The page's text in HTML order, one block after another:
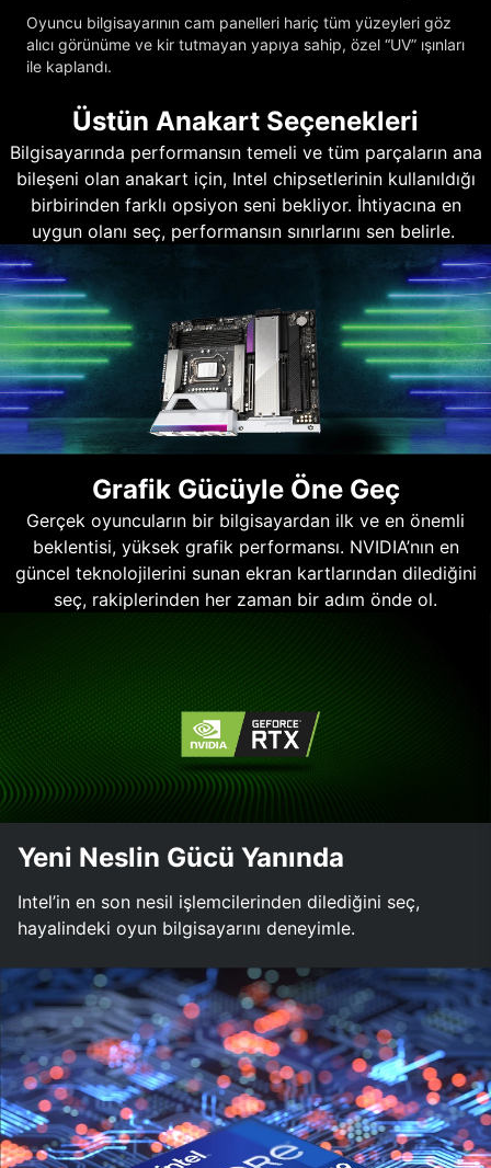
Oyuncu bilgisayarının cam panelleri hariç tüm yüzeyleri göz
alıcı görünüme ve kir tutmayan yapıya sahip, özel “UV” ışınları
ile kaplandı.
Üstün Anakart Seçenekleri
Bilgisayarında performansın temeli ve tüm parçaların ana
bileşeni olan anakart için, Intel chipsetlerinin kullanıldığı
birbirinden farklı opsiyon seni bekliyor. İhtiyacına en
uygun olanı seç, performansın sınırlarını sen belirle.
Grafik Gücüyle Öne Geç
Gerçek oyuncuların bir bilgisayardan ilk ve en önemli
beklentisi, yüksek grafik performansı. NVIDIA’nın en
güncel teknolojilerini sunan ekran kartlarından dilediğini
seç, rakiplerinden her zaman bir adım önde ol.
Yeni Neslin Gücü Yanında
Intel’in en son nesil işlemcilerinden dilediğini seç,
hayalindeki oyun bilgisayarını deneyimle.